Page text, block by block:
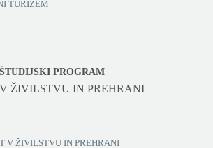
TURIZEM
PROGRAM
ŽIVILSTVU IN PREHRANI
V ŽIVILSTVU IN PREHRANI